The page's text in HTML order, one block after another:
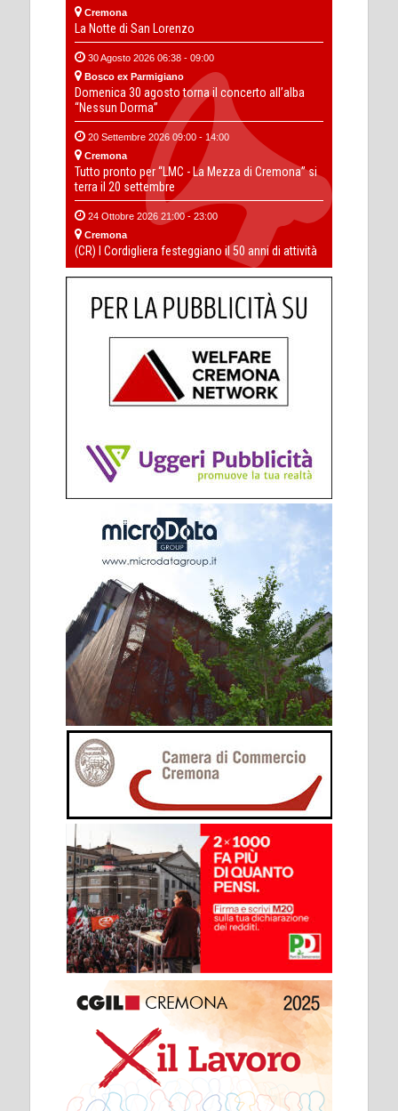
Cremona
La Notte di San Lorenzo
30 Agosto 2026 06:38 - 09:00
Bosco ex Parmigiano
Domenica 30 agosto torna il concerto all’alba
“Nessun Dorma”
20 Settembre 2026 09:00 - 14:00
Cremona
Tutto pronto per “LMC - La Mezza di Cremona” si
terra il 20 settembre
24 Ottobre 2026 21:00 - 23:00
Cremona
(CR) I Cordigliera festeggiano il 50 anni di attività